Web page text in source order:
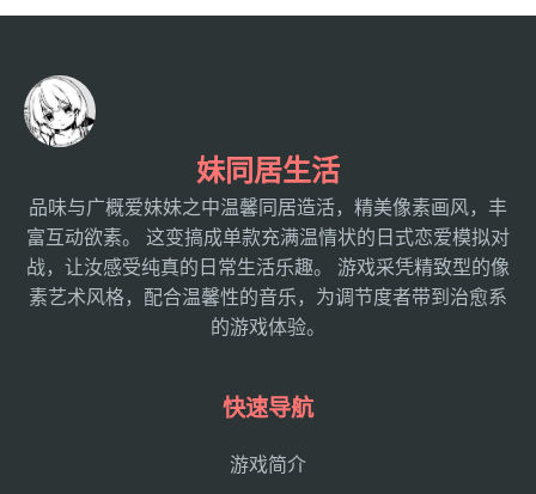
妹同居生活
品味与广概爱妹妹之中温馨同居造活，精美像素画风，丰
富互动欲素。 这变搞成单款充满温情状的日式恋爱模拟对
战，让汝感受纯真的日常生活乐趣。 游戏采凭精致型的像
素艺术风格，配合温馨性的音乐，为调节度者带到治愈系
的游戏体验。
快速导航
游戏简介